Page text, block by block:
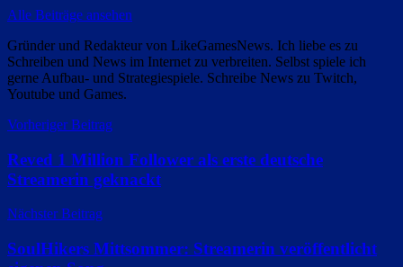
Alle Beiträge ansehen
Gründer und Redakteur von LikeGamesNews. Ich liebe es zu
Schreiben und News im Internet zu verbreiten. Selbst spiele ich
gerne Aufbau- und Strategiespiele. Schreibe News zu Twitch,
Youtube und Games.
Beitragsnavigation
Vorheriger Beitrag
Reved 1 Million Follower als erste deutsche
Streamerin geknackt
Nächster Beitrag
SoulHikers Mittsommer: Streamerin veröffentlicht